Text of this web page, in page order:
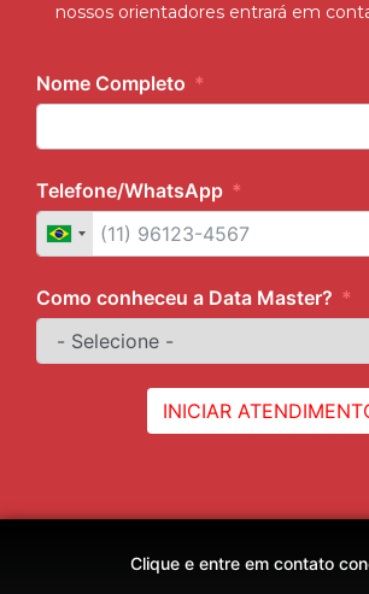
nossos orientadores entrará em
Nome Completo
Telefone/WhatsApp
Como conheceu a Data Master?
INICIAR
Clique e entre em contato